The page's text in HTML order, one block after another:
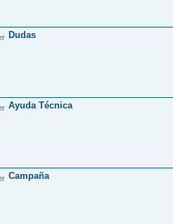
Dudas
Ayuda Técnica
Campaña